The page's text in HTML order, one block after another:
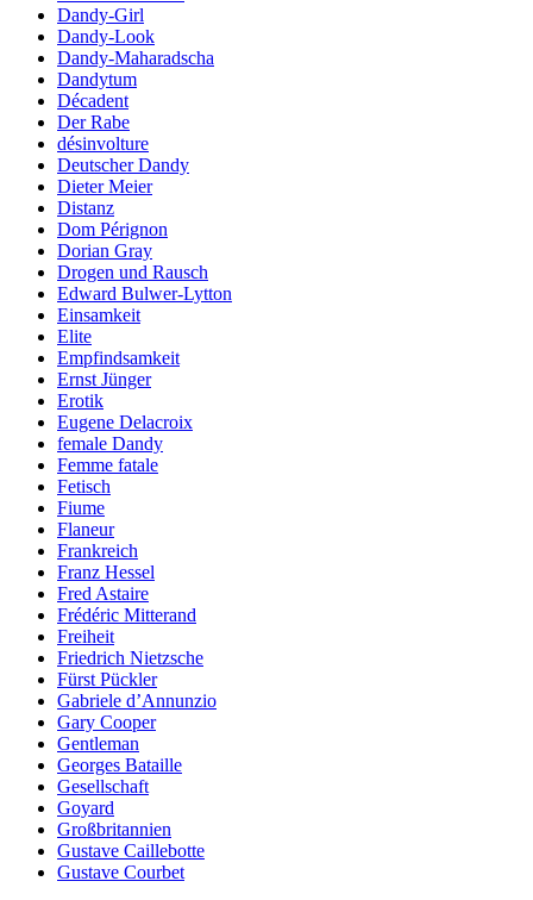
Dandy-Girl
Dandy-Look
Dandy-Maharadscha
Dandytum
Décadent
Der Rabe
désinvolture
Deutscher Dandy
Dieter Meier
Distanz
Dom Pérignon
Dorian Gray
Drogen und Rausch
Edward Bulwer-Lytton
Einsamkeit
Elite
Empfindsamkeit
Ernst Jünger
Erotik
Eugene Delacroix
female Dandy
Femme fatale
Fetisch
Fiume
Flaneur
Frankreich
Franz Hessel
Fred Astaire
Frédéric Mitterand
Freiheit
Friedrich Nietzsche
Fürst Pückler
Gabriele d’Annunzio
Gary Cooper
Gentleman
Georges Bataille
Gesellschaft
Goyard
Großbritannien
Gustave Caillebotte
Gustave Courbet